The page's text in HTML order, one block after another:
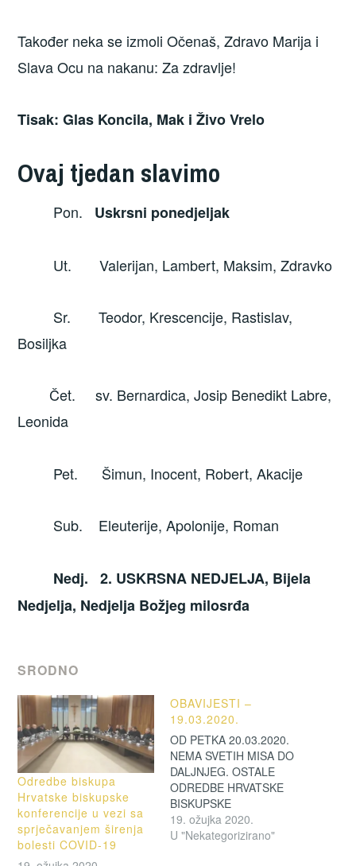
Također neka se izmoli Očenaš, Zdravo Marija i
Slava Ocu na nakanu: Za zdravlje!
Tisak: Glas Koncila, Mak i Živo Vrelo
Ovaj tjedan slavimo
Pon. Uskrsni ponedjeljak
Ut. Valerijan, Lambert, Maksim, Zdravko
Sr. Teodor, Krescencije, Rastislav,
Bosiljka
Čet. sv. Bernardica, Josip Benedikt Labre,
Leonida
Pet. Šimun, Inocent, Robert, Akacije
Sub. Eleuterije, Apolonije, Roman
Nedj. 2. USKRSNA NEDJELJA, Bijela
Nedjelja, Nedjelja Božjeg milosrđa
SRODNO
Odredbe biskupa
Hrvatske biskupske
konferencije u vezi sa
sprječavanjem širenja
bolesti COVID-19
OBAVIJESTI –
19.03.2020.
OD PETKA 20.03.2020.
NEMA SVETIH MISA DO
DALJNJEG. OSTALE
ODREDBE HRVATSKE
BISKUPSKE
KONFERENCIJE MOŽETE
PROČITATI KLIKOM NA
19. ožujka 2020.
U "Nekategorizirano"